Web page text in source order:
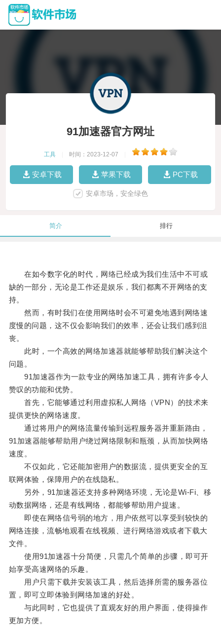
91加速器官方网址
工具 时间：2023-12-07
安卓下载 苹果下载 PC下载
安卓市场，安全绿色
简介 排行
在如今数字化的时代，网络已经成为我们生活中不可或
缺的一部分，无论是工作还是娱乐，我们都离不开网络的支
持。
然而，有时我们在使用网络时会不可避免地遇到网络速
度慢的问题，这不仅会影响我们的效率，还会让我们感到沮
丧。
此时，一个高效的网络加速器就能够帮助我们解决这个
问题。
91加速器作为一款专业的网络加速工具，拥有许多令人
赞叹的功能和优势。
首先，它能够通过利用虚拟私人网络（VPN）的技术来
提供更快的网络速度。
通过将用户的网络流量传输到远程服务器并重新路由，
91加速器能够帮助用户绕过网络限制和瓶颈，从而加快网络
速度。
不仅如此，它还能加密用户的数据流，提供更安全的互
联网体验，保障用户的在线隐私。
另外，91加速器还支持多种网络环境，无论是Wi-Fi、移
动数据网络，还是有线网络，都能够帮助用户提速。
即使在网络信号弱的地方，用户依然可以享受到较快的
网络连接，流畅地观看在线视频、进行网络游戏或者下载大
文件。
使用91加速器十分简便，只需几个简单的步骤，即可开
始享受高速网络的乐趣。
用户只需下载并安装该工具，然后选择所需的服务器位
置，即可立即体验到网络加速的好处。
与此同时，它也提供了直观友好的用户界面，使得操作
更加方便。